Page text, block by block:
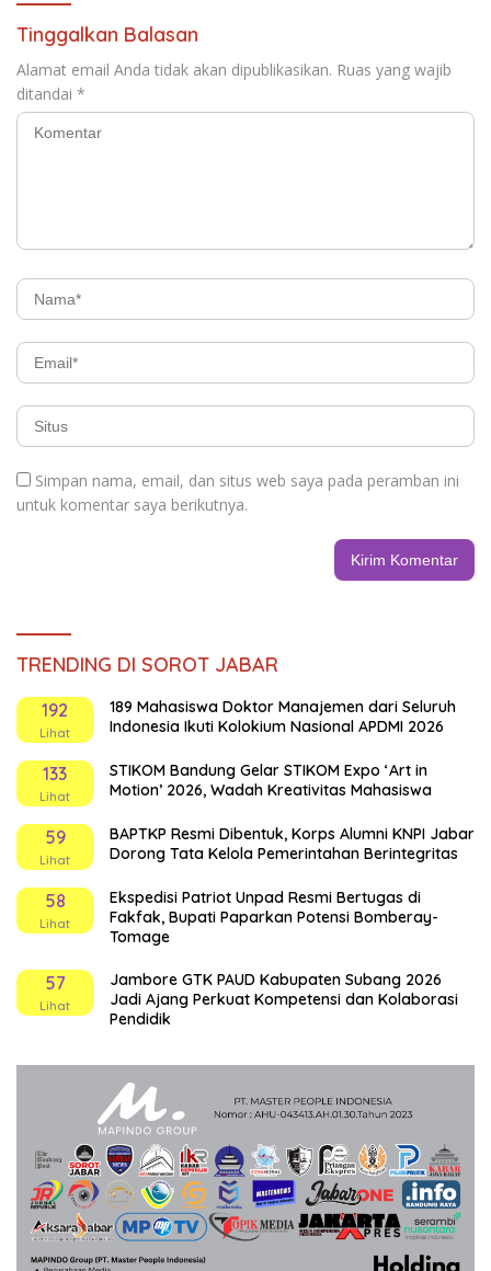
Tinggalkan Balasan
Alamat email Anda tidak akan dipublikasikan. Ruas yang wajib
ditandai *
Simpan nama, email, dan situs web saya pada peramban ini
untuk komentar saya berikutnya.
TRENDING DI SOROT JABAR
192
Lihat
189 Mahasiswa Doktor Manajemen dari Seluruh
Indonesia Ikuti Kolokium Nasional APDMI 2026
133
Lihat
STIKOM Bandung Gelar STIKOM Expo ‘Art in
Motion’ 2026, Wadah Kreativitas Mahasiswa
59
Lihat
BAPTKP Resmi Dibentuk, Korps Alumni KNPI Jabar
Dorong Tata Kelola Pemerintahan Berintegritas
58
Lihat
Ekspedisi Patriot Unpad Resmi Bertugas di
Fakfak, Bupati Paparkan Potensi Bomberay-
Tomage
57
Lihat
Jambore GTK PAUD Kabupaten Subang 2026
Jadi Ajang Perkuat Kompetensi dan Kolaborasi
Pendidik